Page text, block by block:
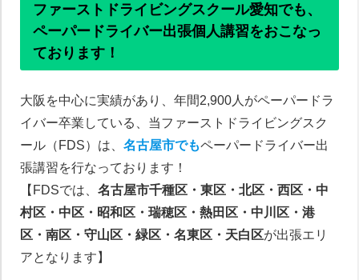
ファーストドライビングスクール愛知でも、
ペーパードライバー出張個人講習をおこなっ
ております！
大阪を中心に実績があり、年間2,900人がペーパードラ
イバー卒業している、当ファーストドライビングスク
ール（FDS）は、 名古屋市でもペーパードライバー出
張講習を行なっております！
【FDSでは、 名古屋市千種区・東区・北区・西区・中
村区・中区・昭和区・瑞穂区・熱田区・中川区・港
区・南区・守山区・緑区・名東区・天白区が出張エリ
アとなります】